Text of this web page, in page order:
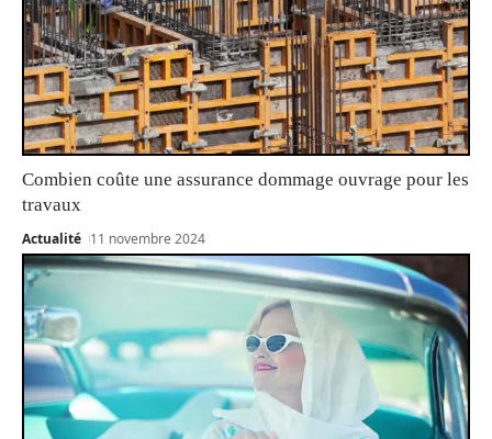
Combien coûte une assurance dommage ouvrage pour les
travaux
Actualité 11 novembre 2024